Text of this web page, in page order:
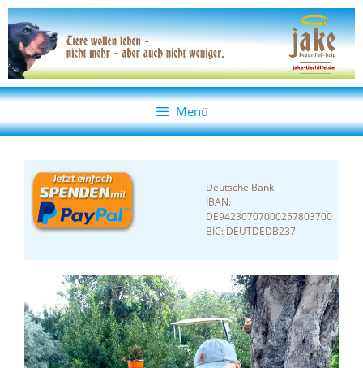
Zum
Inhalt
springen
Zum
Inhalt
springen
Menü
Deutsche Bank
IBAN:
DE94230707000257803700
BIC: DEUTDEDB237